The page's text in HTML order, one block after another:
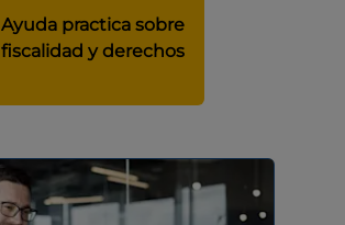
Ayuda practica sobre
fiscalidad y derechos